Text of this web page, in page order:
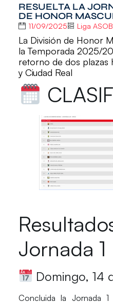
RESUELTA LA
DE HONOR
11/09/2025 Liga
La División de Honor
la Temporada 2025/
retorno de dos plazas
y Ciudad Real
Jornada 1
Domingo, 14
Concluida la Jornada